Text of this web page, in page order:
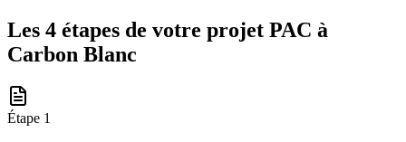
Les 4 étapes de votre projet PAC à
Carbon Blanc
Étape 1